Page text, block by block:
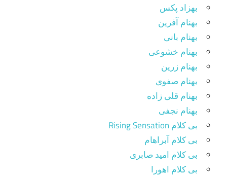
بهزاد پکس
بهنام آفرین
بهنام بانی
بهنام خشوعی
بهنام زرین
بهنام صفوی
بهنام قلی زاده
بهنام نجفی
بی کلام Rising Sensation
بی کلام آبراهام
بی کلام امید صابری
بی کلام اهورا